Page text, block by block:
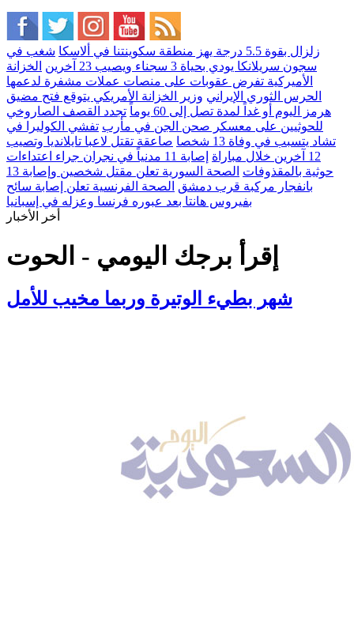
زلزال بقوة 5.5 درجة يهز منطقة سكوينتنا في ألاسكا
شغب في
سجون سريلانكا يودي بحياة 3 سجناء ويصيب 23 آخرين
الخزانة
الأميركية تفرض عقوبات على منصات عملات مشفرة لدعمها
الحرس الثوري الإيراني وزير الخزانة الأمريكي يتوقع فتح مضيق
هرمز اليوم أو غداً لمدة تصل إلى 60 يوماً
تجدد القصف الصاروخي
للحوثيين على معسكر صحن الجن في مأرب تفشي الكوليرا في
تشاد يتسبب في وفاة 13 شخصا
صاعقة تقتل لاعبا تايلانديا وتصيب
12 آخرين خلال مباراة
إصابة 11 مدنياً في نجران جراء اعتداءات
حوثية بالمقذوفات
الصحة السورية تعلن مقتل شخصين وإصابة 13
بانفجار مركبة قرب دمشق الصحة الفرنسية تعلن إصابة سائح
بفيروس هانتا بعد عبوره فرنسا وعزله في إسبانيا
أخر الأخبار
إقرأ برجك اليومي - الحوت
شهر بطيء الوتيرة وربما مخيب للأمل